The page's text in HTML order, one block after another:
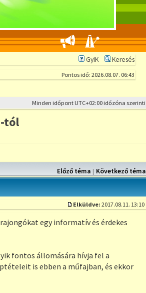
GyIK Keresés
Pontos idő: 2026.08.07. 06:43
Minden időpont UTC+02:00 időzóna szerinti
tól
Előző téma | Következő téma
Hozzászólás
Elküldve: 2017.08.11. 13:10
egy informatív és érdekes
fontos állomására hívja fel a
is ebben a műfajban, és ekkor